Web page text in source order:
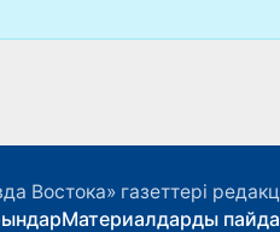
Востока» газеттері
Материалдарды